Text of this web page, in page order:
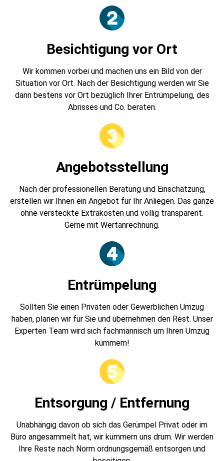
Besichtigung vor Ort
Wir kommen vorbei und machen uns ein Bild von der
Situation vor Ort. Nach der Besichtigung werden wir Sie
dann bestens vor Ort bezüglich Ihrer Entrümpelung, des
Abrisses und Co. beraten.
Angebotsstellung
Nach der professionellen Beratung und Einschätzung,
erstellen wir Ihnen ein Angebot für Ihr Anliegen. Das ganze
ohne versteckte Extrakosten und völlig transparent.
Gerne mit Wertanrechnung.
Entrümpelung
Sollten Sie einen Privaten oder Gewerblichen Umzug
haben, planen wir für Sie und übernehmen den Rest. Unser
Experten Team wird sich fachmännisch um Ihren Umzug
kümmern!
Entsorgung / Entfernung
Unabhängig davon ob sich das Gerümpel Privat oder im
Büro angesammelt hat, wir kümmern uns drum. Wir werden
Ihre Reste nach Norm ordnungsgemäß entsorgen und